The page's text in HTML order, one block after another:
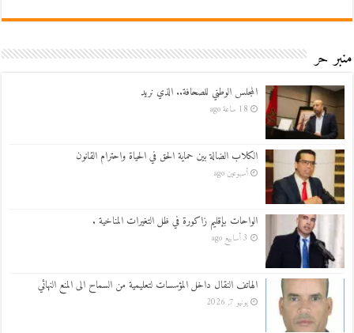
منبر حر
المجلس الوطني للصحافة.. الذي نريد
18 ساعة ago
الكلاب الضالة بين حماية الحق في الحياة واحترام القانون
أسبوعين ago
الواحات بإقليم زاكورة في ظل التغيرات المناخية .
3 أسابيع ago
الهاتف النقال داخل المؤسسات لتعليمية من السماح الى المنع النهائي
يونيو 7, 2026